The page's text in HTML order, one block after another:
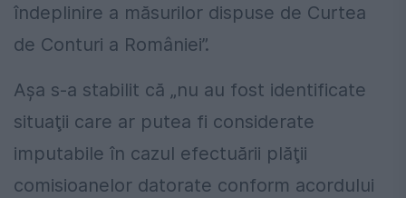
îndeplinire a măsurilor dispuse de Curtea
de Conturi a României”.
Aşa s-a stabilit că „nu au fost identificate
situaţii care ar putea fi considerate
imputabile în cazul efectuării plăţii
comisioanelor datorate conform acordului